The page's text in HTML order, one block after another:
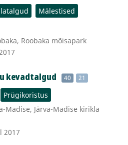
Mälestised
Roobaka mõisapark
kevadtalgud 40 21
Prügikoristus
Madise, Järva-Madise kirikla
2017